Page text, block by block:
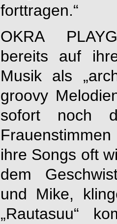
forttragen.“
OKRA
bereits auf
Musik als
groovy
sofort noch
ihre Songs oft
dem
und Mike,
„Rautasuu“